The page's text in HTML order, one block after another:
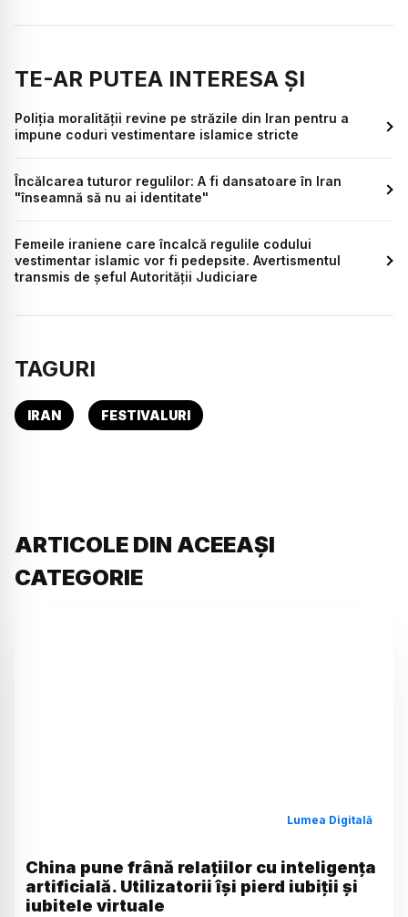
TE-AR PUTEA INTERESA ȘI
Poliția moralității revine pe străzile din Iran pentru a
impune coduri vestimentare islamice stricte
Încălcarea tuturor regulilor: A fi dansatoare în Iran
"înseamnă să nu ai identitate"
Femeile iraniene care încalcă regulile codului
vestimentar islamic vor fi pedepsite. Avertismentul
transmis de şeful Autorităţii Judiciare
TAGURI
IRAN FESTIVALURI
ARTICOLE DIN ACEEAȘI
CATEGORIE
Lumea Digitală
China pune frână relațiilor cu inteligența
artificială. Utilizatorii își pierd iubiții și
iubitele virtuale